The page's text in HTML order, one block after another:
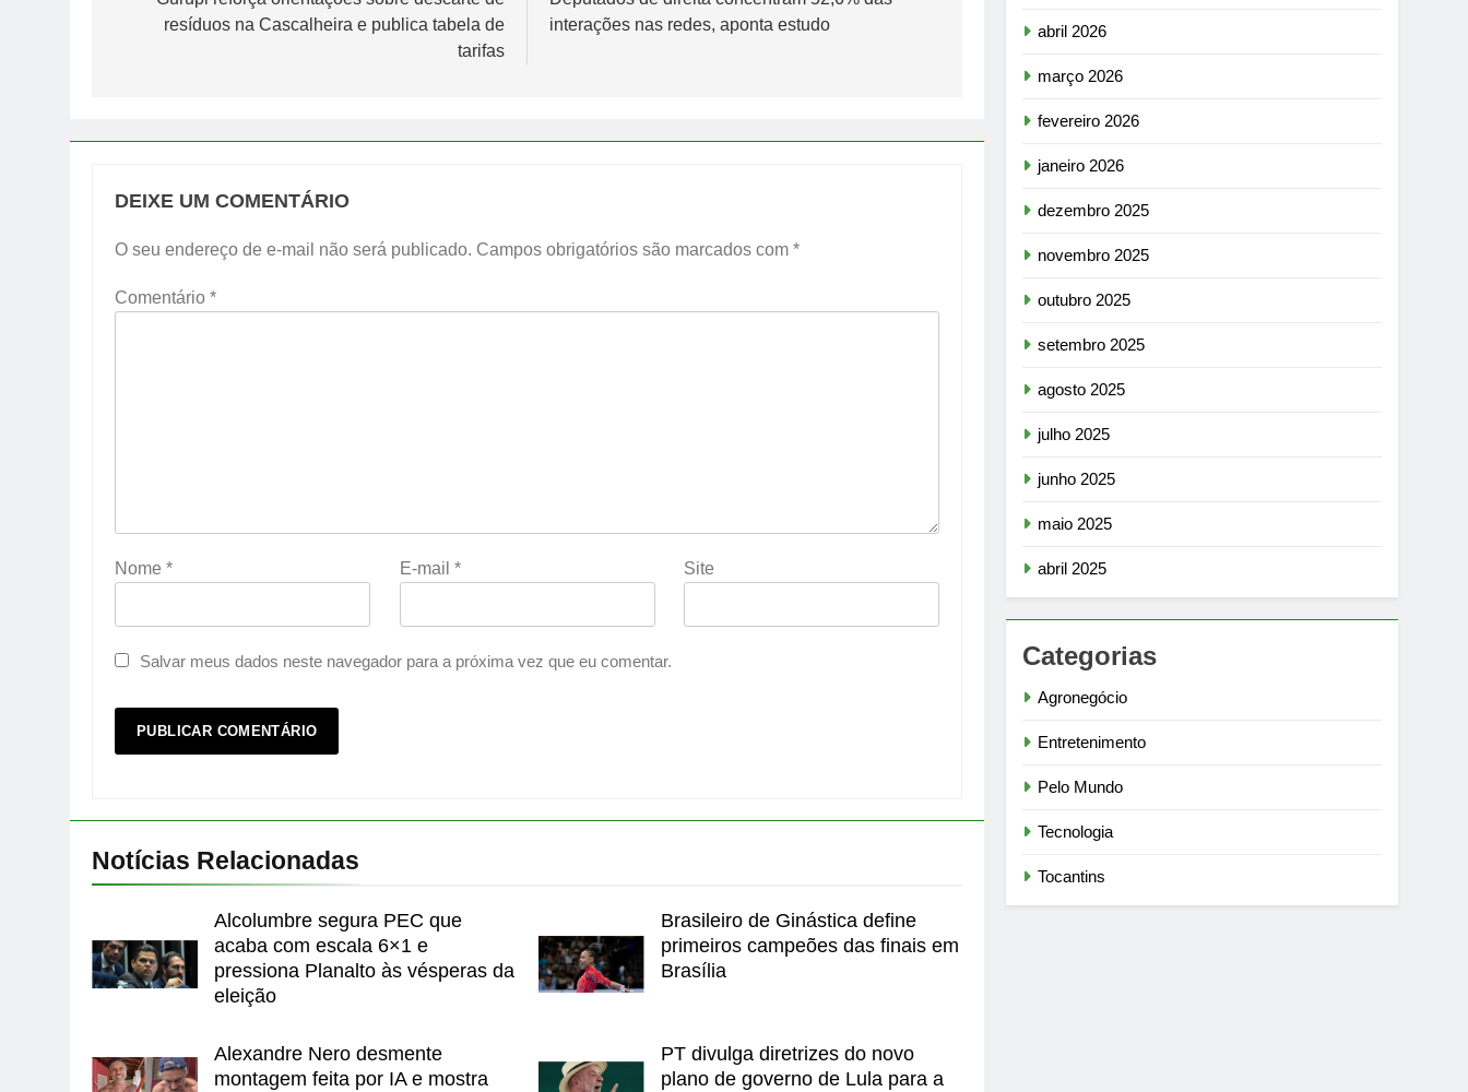
resíduos na Cascalheira e publica tabela de
tarifas
interações nas redes, aponta estudo
DEIXE UM COMENTÁRIO
O seu endereço de e-mail não será publicado. Campos obrigatórios são marcados com *
Comentário *
Nome * E-mail * Site
Salvar meus dados neste navegador para a próxima vez que eu comentar.
Notícias Relacionadas
Alcolumbre segura PEC que
acaba com escala 6×1 e
pressiona Planalto às vésperas da
eleição
Brasileiro de Ginástica define
primeiros campeões das finais em
Brasília
Alexandre Nero desmente
montagem feita por IA e mostra
PT divulga diretrizes do novo
plano de governo de Lula para a
abril 2026
março 2026
fevereiro 2026
janeiro 2026
dezembro 2025
novembro 2025
outubro 2025
setembro 2025
agosto 2025
julho 2025
junho 2025
maio 2025
abril 2025
Categorias
Agronegócio
Entretenimento
Pelo Mundo
Tecnologia
Tocantins